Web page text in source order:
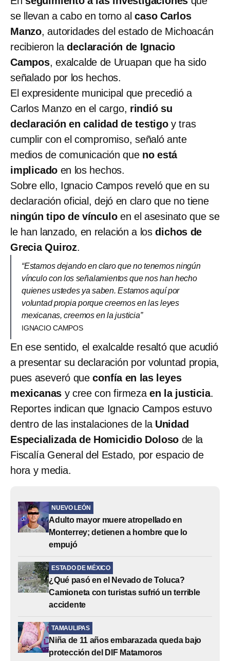
se llevan a cabo en torno alcaso Carlos
Manzo, autoridades del estado de Michoacán
recibieron ladeclaración de Ignacio
Campos, exalcalde de Uruapan que ha sido
señalado por los hechos.
El expresidente municipal que precedió a
Carlos Manzo en el cargo, rindió su
declaración en calidad de testigoy tras
cumplir con el compromiso, señaló ante
medios de comunicación que no está
implicado en los hechos.
Sobre ello, Ignacio Campos reveló que en su
declaración oficial, dejó en claro que no tiene
ningún tipo de vínculoen el asesinato que se
le han lanzado, en relación a losdichos de
Grecia Quiroz.
“Estamos dejando en claro que no tenemos ningún
vínculo con los señalamientos que nos han hecho
quienes ustedes ya saben. Estamos aquí por
voluntad propia porque creemos en las leyes
mexicanas, creemos en la justicia”
IGNACIO CAMPOS
En ese sentido, el exalcalde resaltó que acudió
a presentar su declaración por voluntad propia,
pues aseveró queconfía en las leyes
mexicanas y cree con firmezaen la justicia.
Reportes indican que Ignacio Campos estuvo
dentro de las instalaciones de la Unidad
Especializada de Homicidio Doloso de la
Fiscalía General del Estado, por espacio de
hora y media.
NUEVO LEÓN
Adulto mayor muere atropellado en
Monterrey; detienen a hombre que lo
empujó
ESTADO DE MÉXICO
¿Qué pasó en el Nevado de Toluca?
Camioneta con turistas sufrió un terrible
accidente
TAMAULIPAS
Niña de 11 años embarazada queda bajo
protección del DIF Matamoros